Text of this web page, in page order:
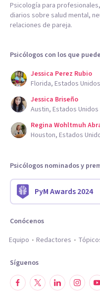
Psicología para
diarios sobre salud mental,
relaciones de pareja.
Psicólogos con los que
Jessica Perez Rubio
Florida, Estados
Jessica Briseño
Austin, Estados
Regina Wohltmuh
Houston, Estados
Psicólogos nominados y
PyM Awards 2024
Conócenos
Equipo
Redactores
Síguenos